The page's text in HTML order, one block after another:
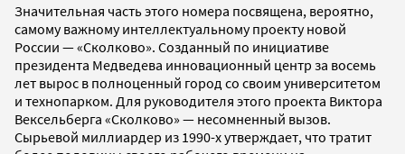
Значительная часть этого номера посвящена, вероятно,
самому важному интеллектуальному проекту новой
России — «Сколково». Созданный по инициативе
президента Медведева инновационный центр за восемь
лет вырос в полноценный город со своим университетом
и технопарком. Для руководителя этого проекта Виктора
Вексельберга «Сколково» — несомненный вызов.
Сырьевой миллиардер из 1990-х утверждает, что тратит